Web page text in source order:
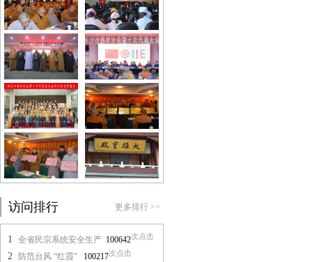
访问排行 更多排行 >>
1 全省民宗系统安全生产 100642次点击
2 防范台风 “红霞” 100217次点击